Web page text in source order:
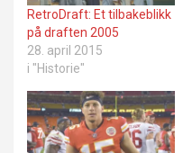
RetroDraft: Et tilbakeblikk
på draften 2005
28. april 2015
i "Historie"